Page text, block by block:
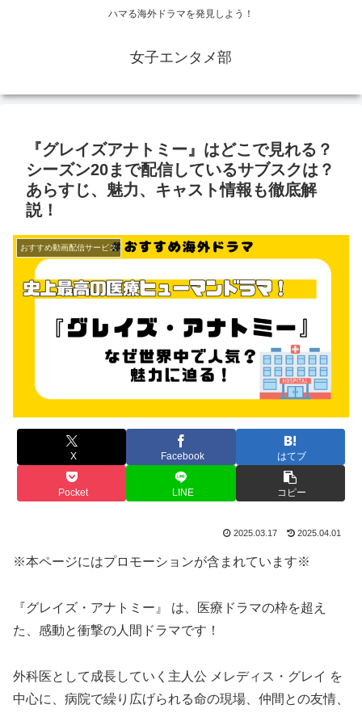
ハマる海外ドラマを発見しよう！
女子エンタメ部
『グレイズアナトミー』はどこで見れる？
シーズン20まで配信しているサブスクは？
あらすじ、魅力、キャスト情報も徹底解
説！
おすすめ動画配信サービス
X Facebook はてブ
Pocket LINE コピー
2025.03.17 2025.04.01
※本ページにはプロモーションが含まれています※
『グレイズ・アナトミー』 は、医療ドラマの枠を超え
た、感動と衝撃の人間ドラマです！
外科医として成長していく主人公 メレディス・グレイ を
中心に、病院で繰り広げられる命の現場、仲間との友情、